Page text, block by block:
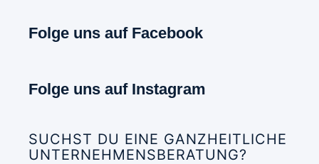
Folge uns auf Facebook
Folge uns auf Instagram
SUCHST DU EINE GANZHEITLICHE
UNTERNEHMENSBERATUNG?